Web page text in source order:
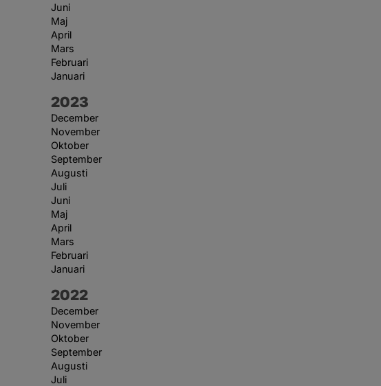
Juni
Maj
April
Mars
Februari
Januari
År:
2023
December
November
Oktober
September
Augusti
Juli
Juni
Maj
April
Mars
Februari
Januari
År:
2022
December
November
Oktober
September
Augusti
Juli